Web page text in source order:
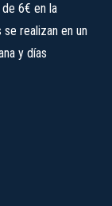
6€ en la
realizan en un
y días